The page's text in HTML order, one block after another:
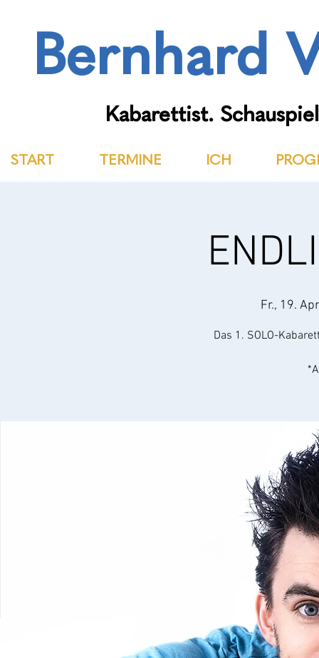
Bernhard
Kabarettist.
START TERMINE ICH
Fr., 19.
Das 1. SOLO-